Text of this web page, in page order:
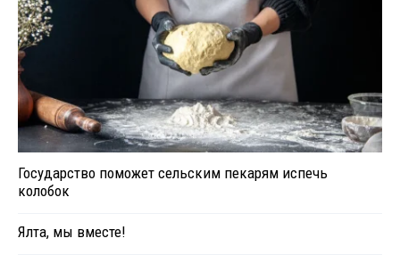
Государство поможет сельским пекарям испечь
колобок
Ялта, мы вместе!